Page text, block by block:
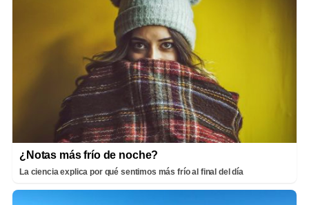
¿Notas más frío de noche?
La ciencia explica por qué sentimos más frío al final del día